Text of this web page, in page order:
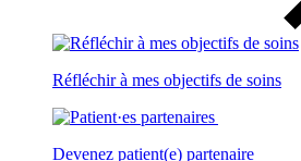
Réfléchir à mes objectifs de soins
Devenez patient(e) partenaire